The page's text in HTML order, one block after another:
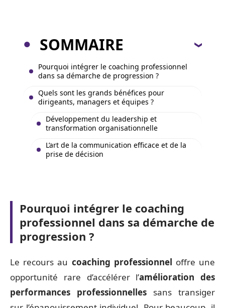
SOMMAIRE
Pourquoi intégrer le coaching professionnel
dans sa démarche de progression ?
Quels sont les grands bénéfices pour
dirigeants, managers et équipes ?
Développement du leadership et
transformation organisationnelle
L’art de la communication efficace et de la
prise de décision
Pourquoi intégrer le coaching
professionnel dans sa démarche de
progression ?
Le recours au coaching professionnel offre une
opportunité rare d’accélérer l’amélioration des
performances professionnelles sans transiger